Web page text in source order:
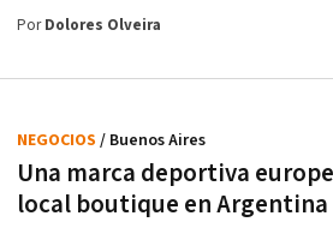
PorDolores Olveira
Una marca deportiva
local boutique en Argentina
NEGOCIOS / Buenos Aires